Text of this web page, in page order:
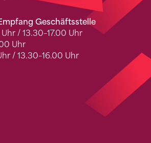
Geschäftsstelle
/ 13.30–17.00 Uhr
Uhr
/ 13.30–16.00 Uhr